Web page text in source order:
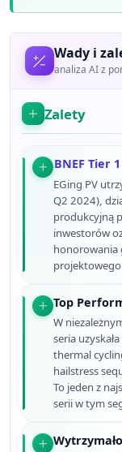
Wady i
analiza AI z
Zalety
BNEF Tier 1
EGing PV
Q2 2024),
produkcyjną
inwestorów
honorowania
Top
W
seria
thermal
hailstress
To jeden z
serii w tym